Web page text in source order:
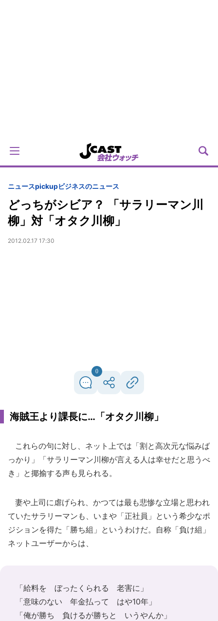
ニュースpickupビジネスのニュース
どっちがシビア？ 「サラリーマン川
柳」対「オタク川柳」
2012.02.17 17:30
0
海賊王より課長に…「オタク川柳」
これらの句に対し、ネット上では「割と高次元な悩みば
っかり」「サラリーマン川柳が言える人は幸せだと思うべ
き」と揶揄する声も見られる。
妻や上司に虐げられ、かつては最も悲惨な立場と思われ
ていたサラリーマンも、いまや「正社員」という希少なポ
ジションを得た「勝ち組」というわけだ。自称「負け組」
ネットユーザーからは、
「給料を ぼったくられる 老害に」
「意味のない 年金払って はや10年」
「俺が勝ち 負けるが勝ちと いうやんか」